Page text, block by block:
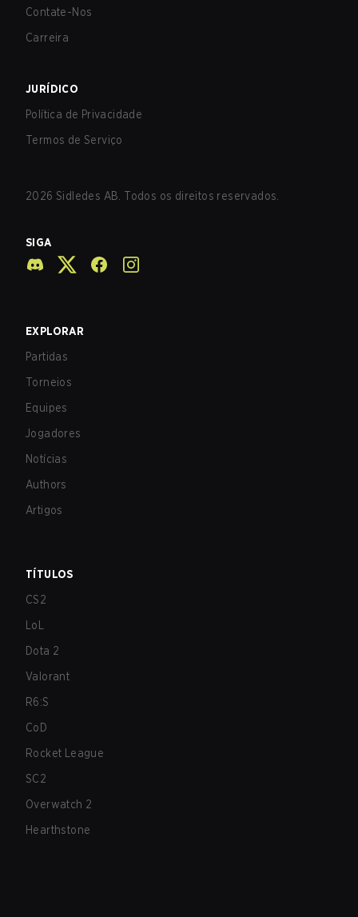
Contate-Nos
Carreira
JURÍDICO
Política de Privacidade
Termos de Serviço
2026 Sidledes AB. Todos os direitos reservados.
SIGA
EXPLORAR
Partidas
Torneios
Equipes
Jogadores
Notícias
Authors
Artigos
TÍTULOS
CS2
LoL
Dota 2
Valorant
R6:S
CoD
Rocket League
SC2
Overwatch 2
Hearthstone